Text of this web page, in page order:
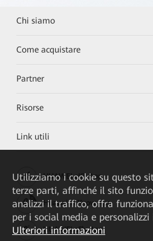
Chi siamo
Come acquistare
Partner
Risorse
Link utili
HUAWEI eKit App
Huawei HiKnow App
HUAWEI eFly App
Utilizziamo i cookie su questo
terze parti, affinché il sito
analizzi il traffico, offra
per i social media e
Ulteriori informazioni